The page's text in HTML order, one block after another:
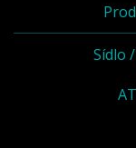
Sídlo